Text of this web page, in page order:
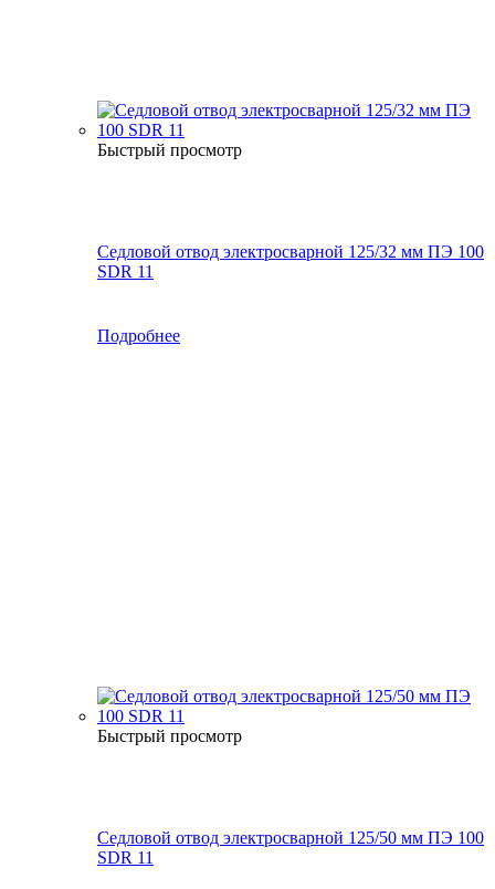
Быстрый просмотр
Седловой отвод электросварной 125/32 мм ПЭ 100
SDR 11
Подробнее
Быстрый просмотр
Седловой отвод электросварной 125/50 мм ПЭ 100
SDR 11